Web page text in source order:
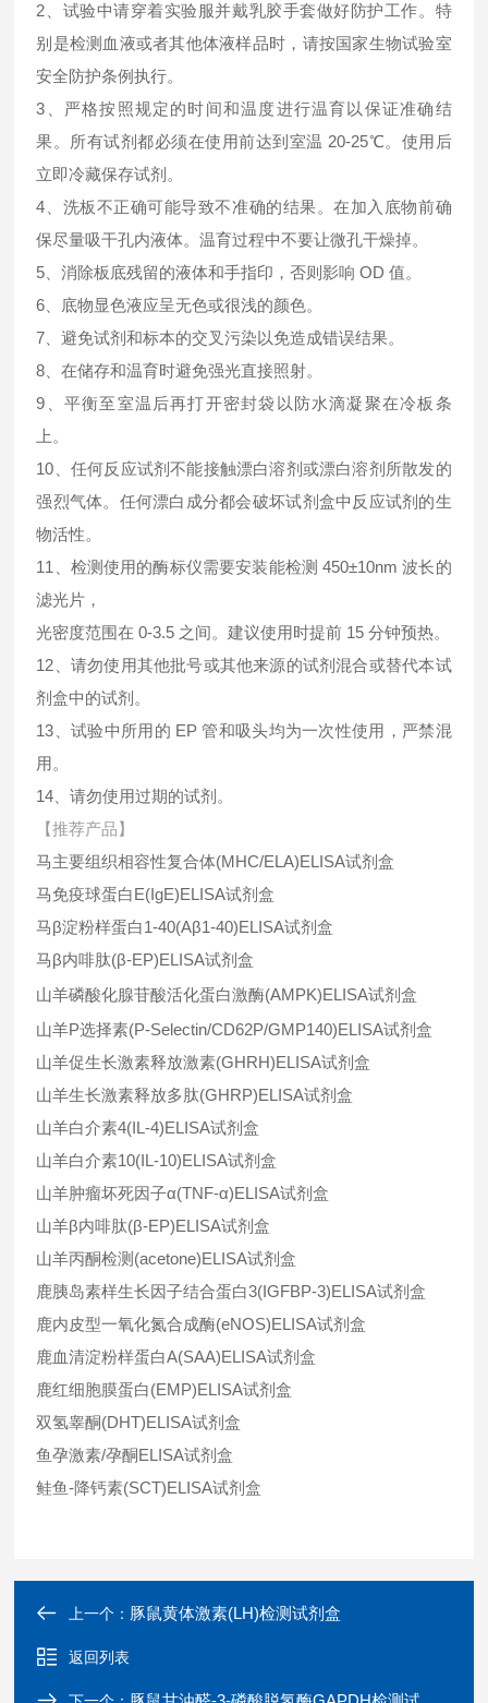
2、试验中请穿着实验服并戴乳胶手套做好防护工作。特
别是检测血液或者其他体液样品时，请按国家生物试验室
安全防护条例执行。
3、严格按照规定的时间和温度进行温育以保证准确结
果。所有试剂都必须在使用前达到室温 20-25℃。使用后
立即冷藏保存试剂。
4、洗板不正确可能导致不准确的结果。在加入底物前确
保尽量吸干孔内液体。温育过程中不要让微孔干燥掉。
5、消除板底残留的液体和手指印，否则影响 OD 值。
6、底物显色液应呈无色或很浅的颜色。
7、避免试剂和标本的交叉污染以免造成错误结果。
8、在储存和温育时避免强光直接照射。
9、平衡至室温后再打开密封袋以防水滴凝聚在冷板条
上。
10、任何反应试剂不能接触漂白溶剂或漂白溶剂所散发的
强烈气体。任何漂白成分都会破坏试剂盒中反应试剂的生
物活性。
11、检测使用的酶标仪需要安装能检测 450±10nm 波长的
滤光片，
光密度范围在 0-3.5 之间。建议使用时提前 15 分钟预热。
12、请勿使用其他批号或其他来源的试剂混合或替代本试
剂盒中的试剂。
13、试验中所用的 EP 管和吸头均为一次性使用，严禁混
用。
14、请勿使用过期的试剂。
【推荐产品】
马主要组织相容性复合体(MHC/ELA)ELISA试剂盒
马免疫球蛋白E(IgE)ELISA试剂盒
马β淀粉样蛋白1-40(Aβ1-40)ELISA试剂盒
马β内啡肽(β-EP)ELISA试剂盒
山羊磷酸化腺苷酸活化蛋白激酶(AMPK)ELISA试剂盒
山羊P选择素(P-Selectin/CD62P/GMP140)ELISA试剂盒
山羊促生长激素释放激素(GHRH)ELISA试剂盒
山羊生长激素释放多肽(GHRP)ELISA试剂盒
山羊白介素4(IL-4)ELISA试剂盒
山羊白介素10(IL-10)ELISA试剂盒
山羊肿瘤坏死因子α(TNF-α)ELISA试剂盒
山羊β内啡肽(β-EP)ELISA试剂盒
山羊丙酮检测 (acetone)ELISA试剂盒
鹿胰岛素样生长因子结合蛋白3(IGFBP-3)ELISA试剂盒
鹿内皮型一氧化氮合成酶(eNOS)ELISA试剂盒
鹿血清淀粉样蛋白A(SAA)ELISA试剂盒
鹿红细胞膜蛋白(EMP)ELISA试剂盒
双氢睾酮(DHT)ELISA试剂盒
鱼孕激素/孕酮ELISA试剂盒
鲑鱼-降钙素(SCT)ELISA试剂盒
上一个： 豚鼠黄体激素(LH)检测试剂盒
返回列表